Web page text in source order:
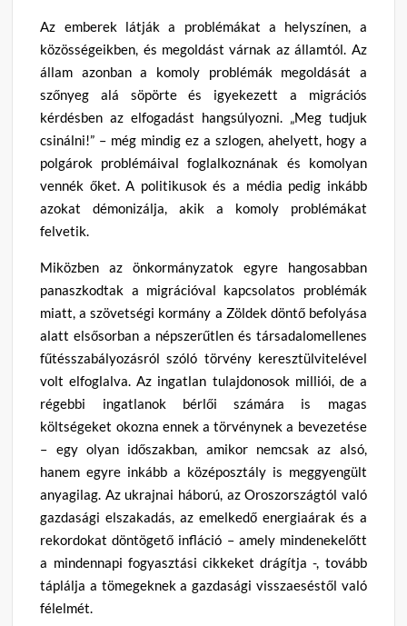
Az emberek látják a problémákat a helyszínen, a
közösségeikben, és megoldást várnak az államtól. Az
állam azonban a komoly problémák megoldását a
szőnyeg alá söpörte és igyekezett a migrációs
kérdésben az elfogadást hangsúlyozni. „Meg tudjuk
csinálni!” – még mindig ez a szlogen, ahelyett, hogy a
polgárok problémáival foglalkoznának és komolyan
vennék őket. A politikusok és a média pedig inkább
azokat démonizálja, akik a komoly problémákat
felvetik.
Miközben az önkormányzatok egyre hangosabban
panaszkodtak a migrációval kapcsolatos problémák
miatt, a szövetségi kormány a Zöldek döntő befolyása
alatt elsősorban a népszerűtlen és társadalomellenes
fűtésszabályozásról szóló törvény keresztülvitelével
volt elfoglalva. Az ingatlan tulajdonosok milliói, de a
régebbi ingatlanok bérlői számára is magas
költségeket okozna ennek a törvénynek a bevezetése
– egy olyan időszakban, amikor nemcsak az alsó,
hanem egyre inkább a középosztály is meggyengült
anyagilag. Az ukrajnai háború, az Oroszországtól való
gazdasági elszakadás, az emelkedő energiaárak és a
rekordokat döntögető infláció – amely mindenekelőtt
a mindennapi fogyasztási cikkeket drágítja -, tovább
táplálja a tömegeknek a gazdasági visszaeséstől való
félelmét.